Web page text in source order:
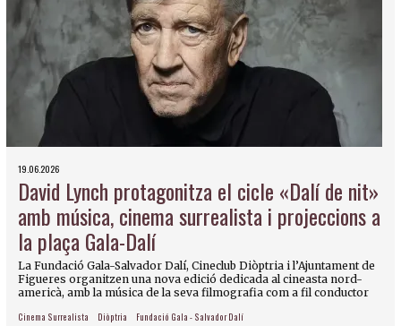
19.06.2026
David Lynch protagonitza el cicle «Dalí de nit»
amb música, cinema surrealista i projeccions a
la plaça Gala-Dalí
La Fundació Gala-Salvador Dalí, Cineclub Diòptria i l’Ajuntament de
Figueres organitzen una nova edició dedicada al cineasta nord-
americà, amb la música de la seva filmografia com a fil conductor
Cinema Surrealista Diòptria Fundació Gala - Salvador Dalí